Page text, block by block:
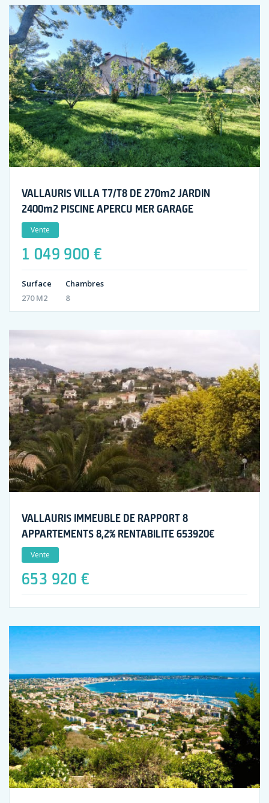
VALLAURIS VILLA T7/T8 DE 270m2 JARDIN
2400m2 PISCINE APERCU MER GARAGE
Vente
1 049 900 €
Surface
270 M2
Chambres
8
VALLAURIS IMMEUBLE DE RAPPORT 8
APPARTEMENTS 8,2% RENTABILITE 653920€
Vente
653 920 €